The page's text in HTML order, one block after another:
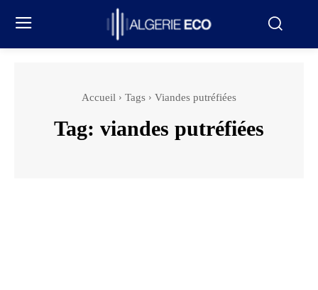
Accueil Tags Viandes putréfiées
Tag: viandes putréfiées